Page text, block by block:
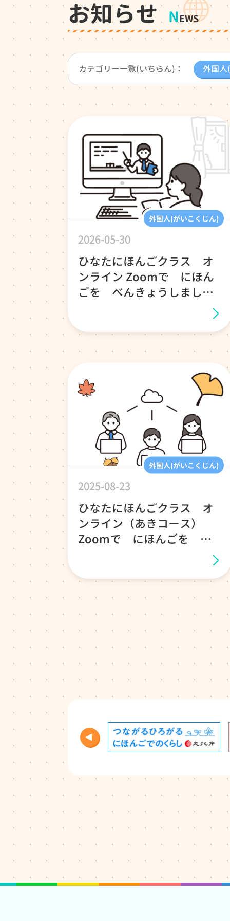
お知らせ NEWS
カテゴリー一覧(いちらん) ： 外国
外国人(がいこくじん)
2026-05-30
ひなたにほんごクラス オ
ンライン Zoomで にほん
ごを べんきょうしましょ
外国人(がいこくじん)
2025-08-23
ひなたにほんごクラス オ
ンライン（あきコース）
Zoomで にほんごを べ